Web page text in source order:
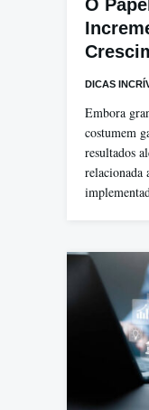
O
DICAS
Embora
costumem
resultados
relacionada